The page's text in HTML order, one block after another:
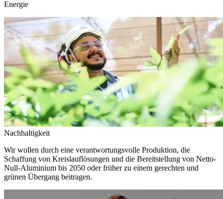
Energie
Nachhaltigkeit
Wir wollen durch eine verantwortungsvolle Produktion, die
Schaffung von Kreislauflösungen und die Bereitstellung von Netto-
Null-Aluminium bis 2050 oder früher zu einem gerechten und
grünen Übergang beitragen.